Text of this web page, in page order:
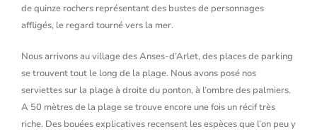
de quinze rochers représentant des bustes de personnages
affligés, le regard tourné vers la mer.
Nous arrivons au village des Anses-d’Arlet, des places de parking
se trouvent tout le long de la plage. Nous avons posé nos
serviettes sur la plage à droite du ponton, à l’ombre des palmiers.
A 50 mètres de la plage se trouve encore une fois un récif très
riche. Des bouées explicatives recensent les espèces que l’on peu y